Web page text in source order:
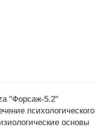
"Форсаж-5.2"
психологического
основы